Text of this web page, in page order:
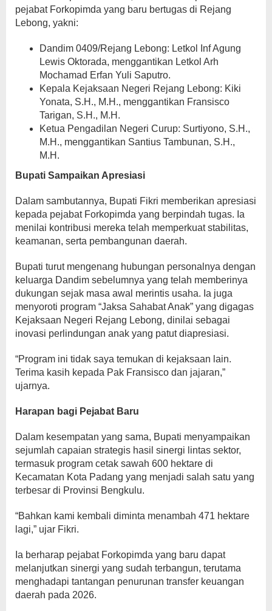
pejabat Forkopimda yang baru bertugas di Rejang
Lebong, yakni:
Dandim 0409/Rejang Lebong: Letkol Inf Agung
Lewis Oktorada, menggantikan Letkol Arh
Mochamad Erfan Yuli Saputro.
Kepala Kejaksaan Negeri Rejang Lebong: Kiki
Yonata, S.H., M.H., menggantikan Fransisco
Tarigan, S.H., M.H.
Ketua Pengadilan Negeri Curup: Surtiyono, S.H.,
M.H., menggantikan Santius Tambunan, S.H.,
M.H.
Bupati Sampaikan Apresiasi
Dalam sambutannya, Bupati Fikri memberikan apresiasi
kepada pejabat Forkopimda yang berpindah tugas. Ia
menilai kontribusi mereka telah memperkuat stabilitas,
keamanan, serta pembangunan daerah.
Bupati turut mengenang hubungan personalnya dengan
keluarga Dandim sebelumnya yang telah memberinya
dukungan sejak masa awal merintis usaha. Ia juga
menyoroti program “Jaksa Sahabat Anak” yang digagas
Kejaksaan Negeri Rejang Lebong, dinilai sebagai
inovasi perlindungan anak yang patut diapresiasi.
“Program ini tidak saya temukan di kejaksaan lain.
Terima kasih kepada Pak Fransisco dan jajaran,”
ujarnya.
Harapan bagi Pejabat Baru
Dalam kesempatan yang sama, Bupati menyampaikan
sejumlah capaian strategis hasil sinergi lintas sektor,
termasuk program cetak sawah 600 hektare di
Kecamatan Kota Padang yang menjadi salah satu yang
terbesar di Provinsi Bengkulu.
“Bahkan kami kembali diminta menambah 471 hektare
lagi,” ujar Fikri.
Ia berharap pejabat Forkopimda yang baru dapat
melanjutkan sinergi yang sudah terbangun, terutama
menghadapi tantangan penurunan transfer keuangan
daerah pada 2026.